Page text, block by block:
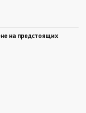
на предстоящих